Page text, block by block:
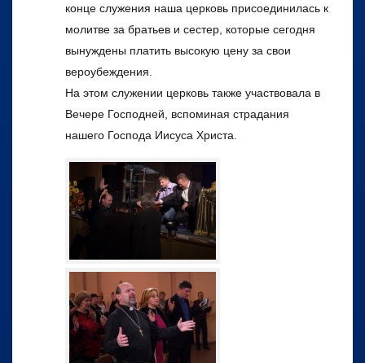
конце служения наша церковь присоединилась к
молитве за братьев и сестер, которые сегодня
вынуждены платить высокую цену за свои
вероубеждения.
На этом служении церковь также участвовала в
Вечере Господней, вспоминая страдания
нашего Господа Иисуса Христа.